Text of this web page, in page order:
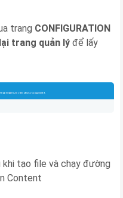
trang CONFIGURATION
trang quản lý để lấy
khi tạo file và chạy đường
Content